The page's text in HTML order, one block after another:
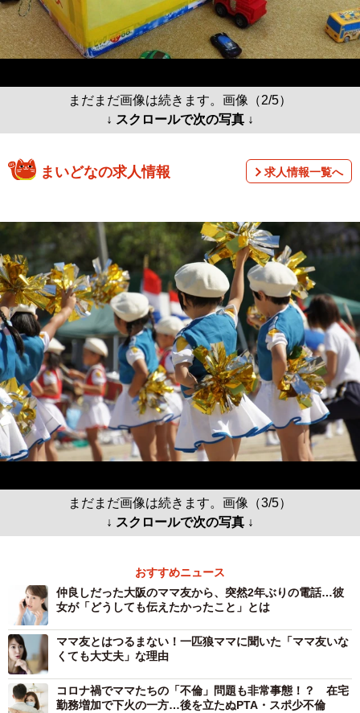
まだまだ画像は続きます。画像（2/5）
↓ スクロールで次の写真 ↓
まいどなの求人情報 求人情報一覧へ
まだまだ画像は続きます。画像（3/5）
↓ スクロールで次の写真 ↓
おすすめニュース
仲良しだった大阪のママ友から、突然2年ぶりの電話…彼
女が「どうしても伝えたかったこと」とは
ママ友とはつるまない！一匹狼ママに聞いた「ママ友いな
くても大丈夫」な理由
コロナ禍でママたちの「不倫」問題も非常事態！？ 在宅
勤務増加で下火の一方…後を立たぬPTA・スポ少不倫